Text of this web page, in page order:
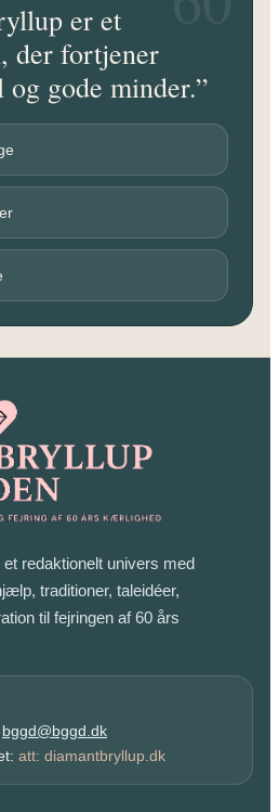
er et
der fortjener
gode minder.”
redaktionelt univers med
traditioner, taleidéer,
til fejringen af 60 års
bggd@bggd.dk
att: diamantbryllup.dk